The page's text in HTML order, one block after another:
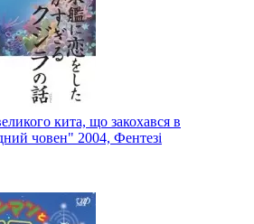
кита, що закохався в
човен" 2004, Фентезі